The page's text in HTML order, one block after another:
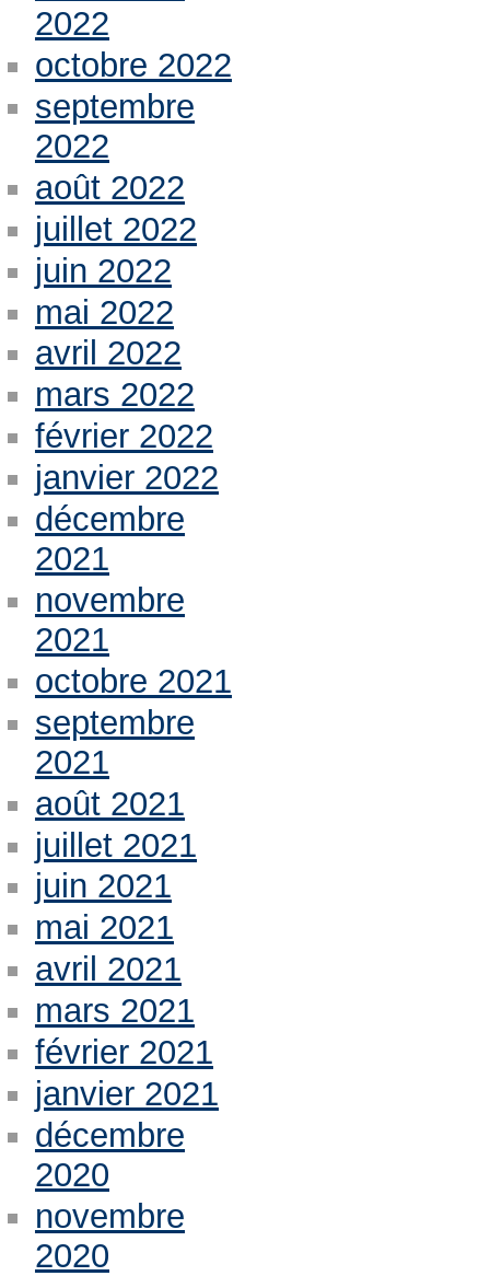
2022
octobre 2022
septembre
2022
août 2022
juillet 2022
juin 2022
mai 2022
avril 2022
mars 2022
février 2022
janvier 2022
décembre
2021
novembre
2021
octobre 2021
septembre
2021
août 2021
juillet 2021
juin 2021
mai 2021
avril 2021
mars 2021
février 2021
janvier 2021
décembre
2020
novembre
2020